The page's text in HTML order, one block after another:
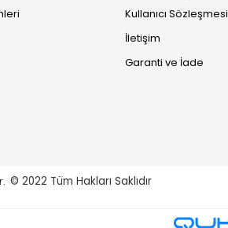
Kullanıcı Sözleşmesi
İletişim
Garanti ve İade
© 2022 Tüm Hakları Saklıdır